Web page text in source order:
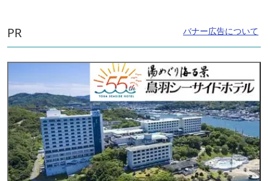
PR バナー広告について